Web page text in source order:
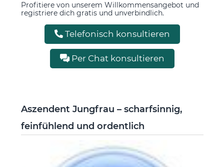
Profitiere von unserem Willkommensangebot und
registriere dich gratis und unverbindlich.
Telefonisch konsultieren
Per Chat konsultieren
Aszendent Jungfrau – scharfsinnig,
feinfühlend und ordentlich